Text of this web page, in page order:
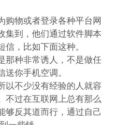
购物或者登录各种平台网
集到，他们通过软件脚本
，比如下面这种。
那种非常诱人，不是做任
你手机空调。
以不少没有经验的人就容
不过在互联网上总有那么
够反其道而行，通过自己